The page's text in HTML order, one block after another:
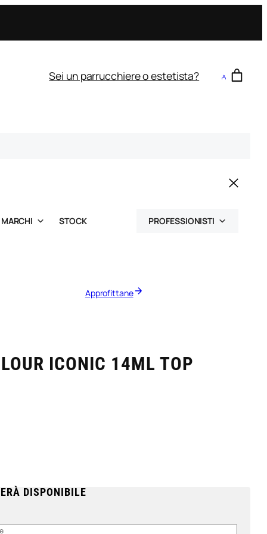
Sei un parrucchiere o estetista?
MARCHI STOCK PROFESSIONISTI
Approfittane
ICONIC 14ML TOP
DISPONIBILE